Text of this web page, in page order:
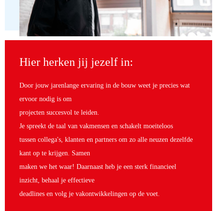
Hier herken jij jezelf in:
Door jouw jarenlange ervaring in de bouw weet je precies wat
ervoor nodig is om
projecten succesvol te leiden.
Je spreekt de taal van vakmensen en schakelt moeiteloos
tussen collega's, klanten en partners om zo alle neuzen dezelfde
kant op te krijgen. Samen
maken we het waar! Daarnaast heb je een sterk financieel
inzicht, behaal je effectieve
deadlines en volg je vakontwikkelingen op de voet.